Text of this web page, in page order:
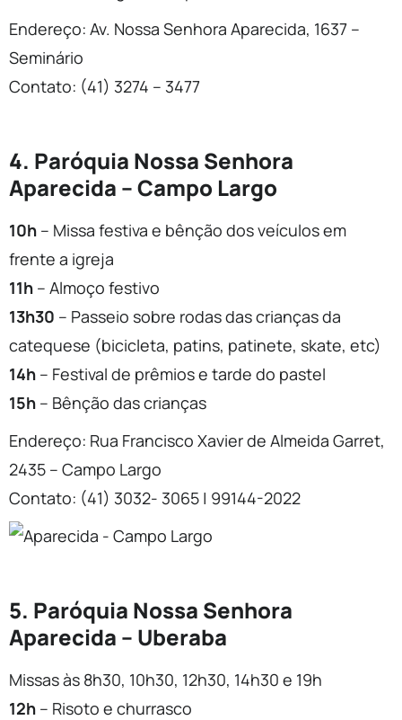
Endereço: Av. Nossa Senhora Aparecida, 1637 –
Seminário
Contato: (41) 3274 – 3477
4. Paróquia Nossa Senhora
Aparecida – Campo Largo
10h – Missa festiva e bênção dos veículos em
frente a igreja
11h – Almoço festivo
13h30 – Passeio sobre rodas das crianças da
catequese (bicicleta, patins, patinete, skate, etc)
14h – Festival de prêmios e tarde do pastel
15h – Bênção das crianças
Endereço: Rua Francisco Xavier de Almeida Garret,
2435 – Campo Largo
Contato: (41) 3032- 3065 | 99144-2022
5. Paróquia Nossa Senhora
Aparecida – Uberaba
Missas às 8h30, 10h30, 12h30, 14h30 e 19h
12h – Risoto e churrasco